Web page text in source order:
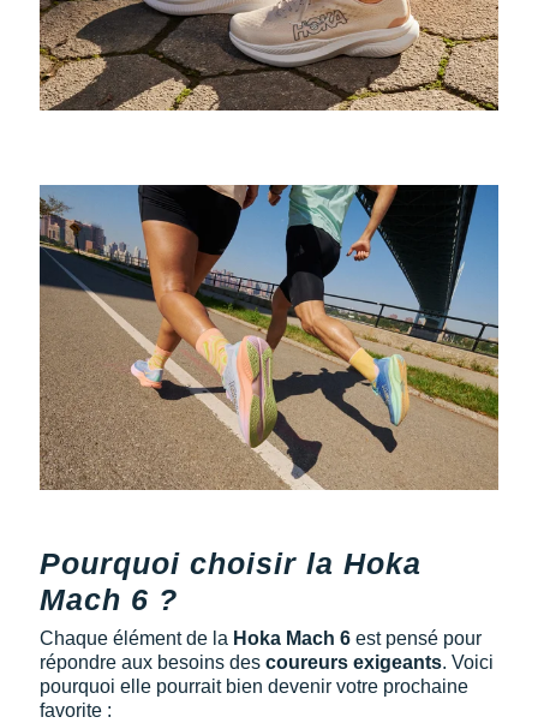
Pourquoi choisir la Hoka
Mach 6 ?
Chaque élément de la Hoka Mach 6 est pensé pour
répondre aux besoins des coureurs exigeants. Voici
pourquoi elle pourrait bien devenir votre prochaine
favorite :